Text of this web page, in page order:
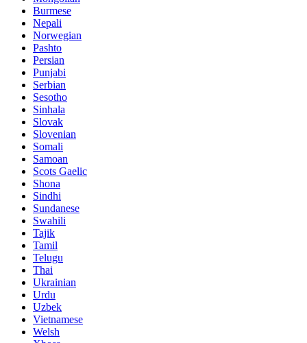
Burmese
Nepali
Norwegian
Pashto
Persian
Punjabi
Serbian
Sesotho
Sinhala
Slovak
Slovenian
Somali
Samoan
Scots Gaelic
Shona
Sindhi
Sundanese
Swahili
Tajik
Tamil
Telugu
Thai
Ukrainian
Urdu
Uzbek
Vietnamese
Welsh